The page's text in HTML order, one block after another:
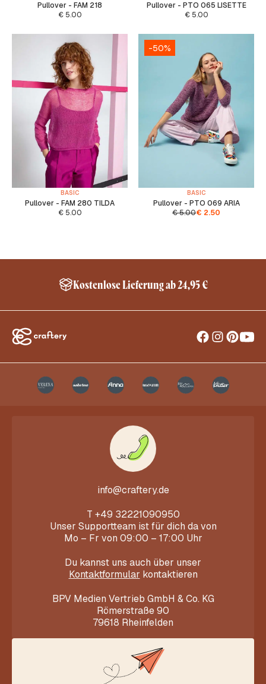
Pullover - FAM 218
€5.00
Pullover - PTO 065 LISETTE
€5.00
BASIC
Pullover - FAM 280 TILDA
€5.00
-50%
BASIC
Pullover - PTO 069 ARIA
€5.00€ 2.50
Kostenlose Lieferung ab 24,95 €
info@craftery.de
T +49 32221090950
Unser Supportteam ist für dich da von
Mo – Fr von 09:00 – 17:00 Uhr
Du kannst uns auch über unser
Kontaktformular kontaktieren
BPV Medien Vertrieb GmbH & Co. KG
Römerstraße 90
79618 Rheinfelden